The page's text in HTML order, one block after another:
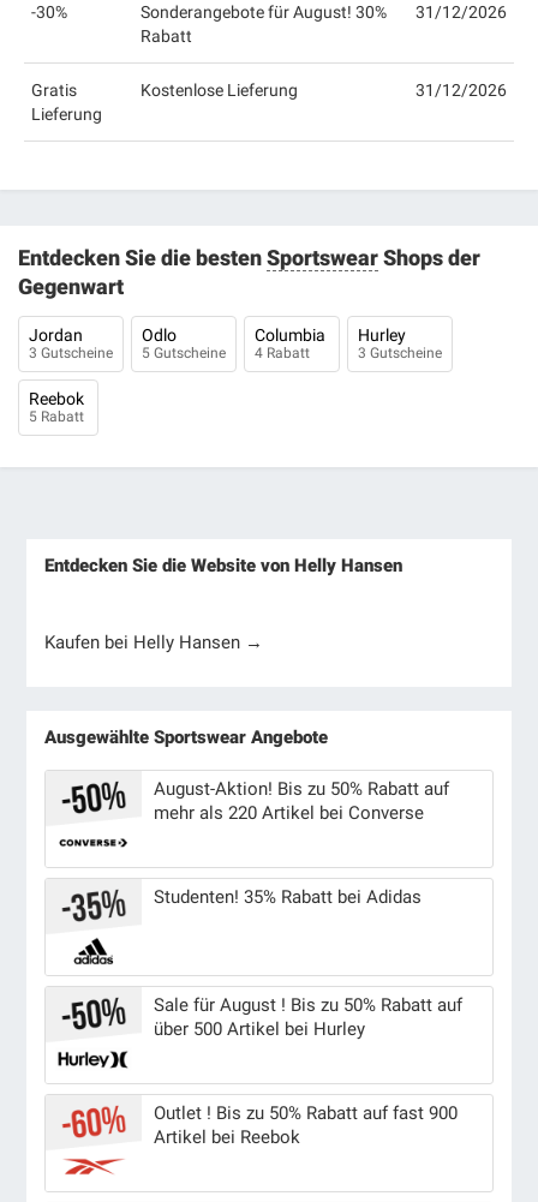
-30%
Sonderangebote für August! 30%
Rabatt
31/12/2026
Gratis
Lieferung
Kostenlose Lieferung 31/12/2026
Entdecken Sie die bestenSportswearShops der
Gegenwart
Jordan
3 Gutscheine
Odlo
5 Gutscheine
Columbia
4 Rabatt
Hurley
3 Gutscheine
Reebok
5 Rabatt
Entdecken Sie die Website von Helly Hansen
Kaufen bei Helly Hansen →
Ausgewählte Sportswear Angebote
August-Aktion! Bis zu 50% Rabatt auf
mehr als 220 Artikel bei Converse
Studenten! 35% Rabatt bei Adidas
Sale für August ! Bis zu 50% Rabatt auf
über 500 Artikel bei Hurley
Outlet ! Bis zu 50% Rabatt auf fast 900
Artikel bei Reebok